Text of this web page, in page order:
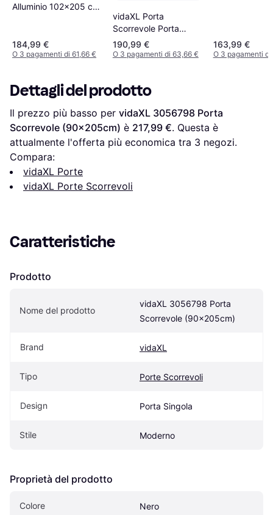
Alluminio 102x205 cm
184,99 €
O 3 pagamenti di 61,66 €
vidaXL Porta
Scorrevole Porta
Scorrevole
(76x205cm)
190,99 €
O 3 pagamenti di 63,66 €
163,99 €
O 3 pagamenti
Dettagli del prodotto
Il prezzo più basso per vidaXL 3056798 Porta
Scorrevole (90x205cm) è 217,99 €. Questa è
attualmente l'offerta più economica tra 3 negozi.
Compara:
vidaXL Porte
vidaXL Porte Scorrevoli
Caratteristiche
Prodotto
Nome del prodotto
vidaXL 3056798 Porta
Scorrevole (90x205cm)
Brand vidaXL
Tipo Porte Scorrevoli
Design Porta Singola
Stile Moderno
Proprietà del prodotto
Colore Nero